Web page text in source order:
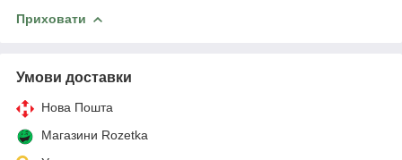
Приховати
Умови доставки
Нова Пошта
Магазини Rozetka